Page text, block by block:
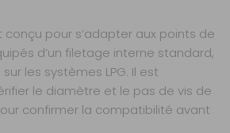
pour s’adapter aux points de
d’un filetage interne standard,
les systèmes LPG. Il est
le diamètre et le pas de vis de
confirmer la compatibilité avant